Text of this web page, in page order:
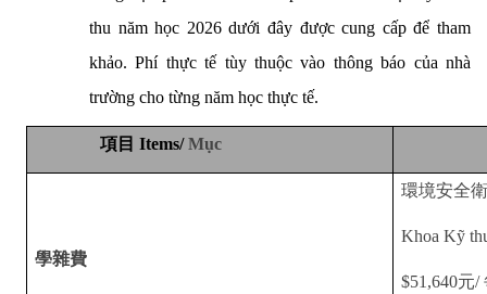
thu năm học 2026 dưới đây được cung cấp để tham
khảo. Phí thực tế tùy thuộc vào thông báo của nhà
trường cho từng năm học thực tế.
項目 Items/Mục
學雜費
環境安全
Khoa Kỹ
$51,640元/